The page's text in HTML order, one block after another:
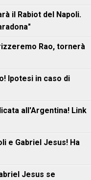
il Rabiot del Napoli.
Rao, tornerà
Ipotesi in caso di
all'Argentina! Link
e Gabriel Jesus! Ha
Jesus se